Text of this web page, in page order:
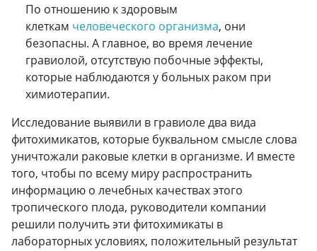
По отношению к здоровым
клеткам человеческого организма, они
безопасны. А главное, во время лечение
гравиолой, отсутствую побочные эффекты,
которые наблюдаются у больных раком при
химиотерапии.
Исследование выявили в гравиоле два вида
фитохимикатов, которые буквальном смысле слова
уничтожали раковые клетки в организме. И вместе
того, чтобы по всему миру распространить
информацию о лечебных качествах этого
тропического плода, руководители компании
решили получить эти фитохимикаты в
лабораторных условиях, положительный результат